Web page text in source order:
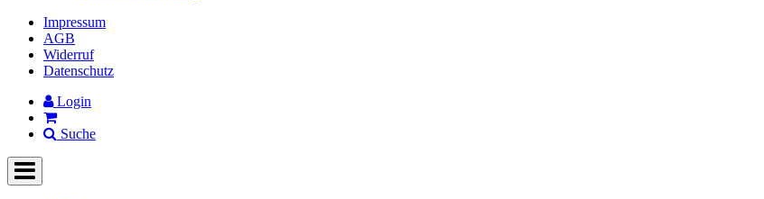
Impressum
AGB
Widerruf
Datenschutz
Login
Suche